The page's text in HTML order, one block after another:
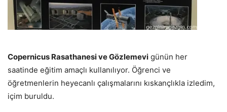
Copernicus Rasathanesi ve Gözlemevi günün her
saatinde eğitim amaçlı kullanılıyor. Öğrenci ve
öğretmenlerin heyecanlı çalışmalarını kıskançlıkla izledim,
içim buruldu.